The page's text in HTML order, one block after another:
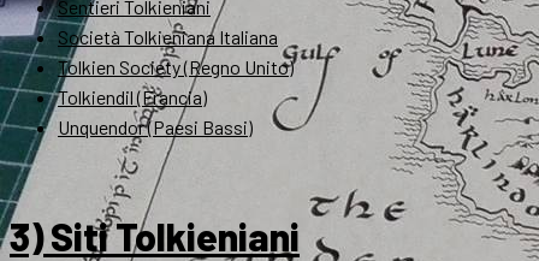
Sentieri Tolkieniani
Società Tolkieniana Italiana
Tolkien Society (Regno Unito)
Tolkiendil (Francia)
Unquendor (Paesi Bassi)
3) Siti Tolkieniani